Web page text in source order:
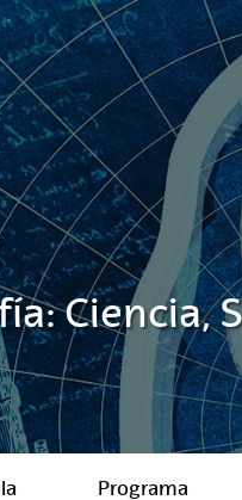
Ciencia,
Programa